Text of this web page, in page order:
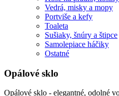
Vedrá, misky a mopy
Portviše a kefy
Toaleta
Sušiaky, šnúry a štipce
Samolepiace háčiky
Ostatné
Opálové sklo
Opálové sklo - elegantné, odolné